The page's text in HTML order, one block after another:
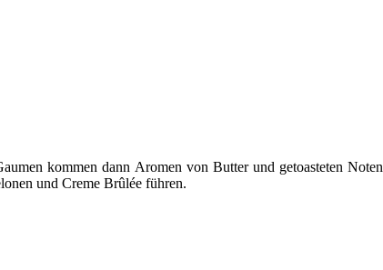
kommen dann Aromen von Butter und getoasteten Noten
und Creme Brûlée führen.